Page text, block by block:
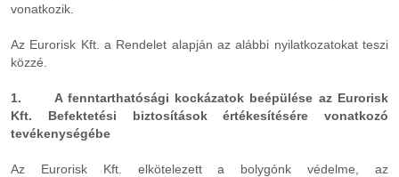
vonatkozik.
Az Eurorisk Kft. a Rendelet alapján az alábbi nyilatkozatokat teszi
közzé.
1. A fenntarthatósági kockázatok beépülése az Eurorisk
Kft. Befektetési biztosítások értékesítésére vonatkozó
tevékenységébe
Az Eurorisk Kft. elkötelezett a bolygónk védelme, az